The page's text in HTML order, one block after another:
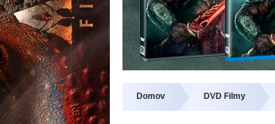
Domov DVD Filmy